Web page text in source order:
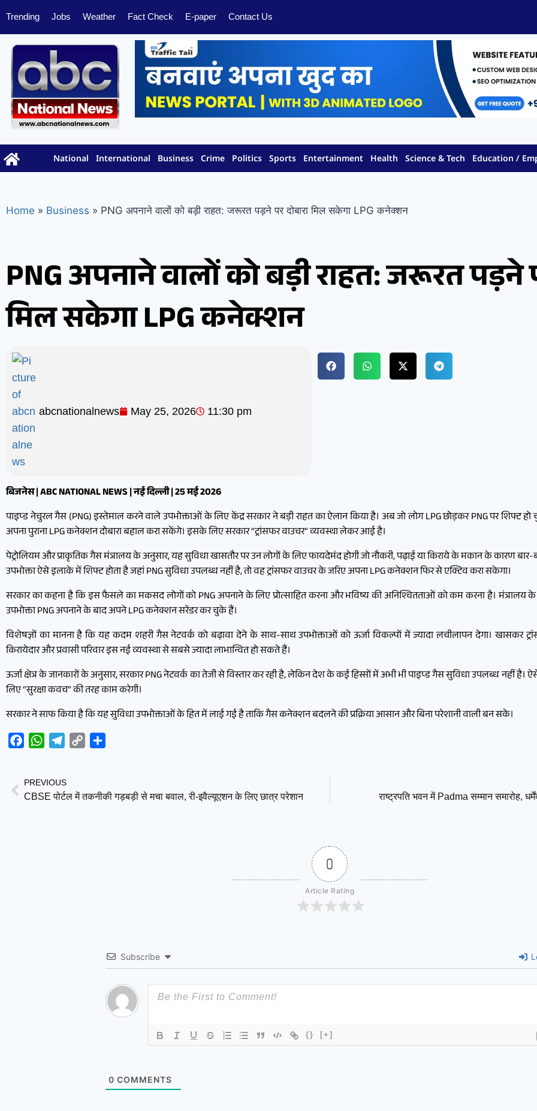
Trending Jobs Weather Fact Check E-paper Contact Us
National International Business Crime Politics Sports Entertainment Health Science & Tech Education /
Home » Business » PNG अपनाने वालों को बड़ी राहत: जरूरत पड़ने पर दोबारा मिल सकेगा LPG कनेक्शन
PNG अपनाने वालों को बड़ी राहत: जरूरत पड़ने
मिल सकेगा LPG कनेक्शन
abcnationalnews May 25, 2026 11:30 pm
बिजनेस | ABC NATIONAL NEWS | नई दिल्ली | 25 मई 2026
पाइप्ड नेचुरल गैस (PNG) इस्तेमाल करने वाले उपभोक्ताओं के लिए केंद्र सरकार ने बड़ी राहत का ऐलान किया है। अब जो लोग LPG छोड़कर PNG पर शिफ्ट
अपना पुराना LPG कनेक्शन दोबारा बहाल करा सकेंगे। इसके लिए सरकार “ट्रांसफर वाउचर” व्यवस्था लेकर आई है।
पेट्रोलियम और प्राकृतिक गैस मंत्रालय के अनुसार, यह सुविधा खासतौर पर उन लोगों के लिए फायदेमंद होगी जो नौकरी, पढ़ाई या किराये के मकान के कारण
उपभोक्ता ऐसे इलाके में शिफ्ट होता है जहां PNG सुविधा उपलब्ध नहीं है, तो वह ट्रांसफर वाउचर के जरिए अपना LPG कनेक्शन फिर से एक्टिव करा सकेगा।
सरकार का कहना है कि इस फैसले का मकसद लोगों को PNG अपनाने के लिए प्रोत्साहित करना और भविष्य की अनिश्चितताओं को कम करना है।
उपभोक्ता PNG अपनाने के बाद अपने LPG कनेक्शन सरेंडर कर चुके हैं।
विशेषज्ञों का मानना है कि यह कदम शहरी गैस नेटवर्क को बढ़ावा देने के साथ-साथ उपभोक्ताओं को ऊर्जा विकल्पों में ज्यादा लचीलापन देगा। खासकर
किरायेदार और प्रवासी परिवार इस नई व्यवस्था से सबसे ज्यादा लाभान्वित हो सकते हैं।
ऊर्जा क्षेत्र के जानकारों के अनुसार, सरकार PNG नेटवर्क का तेजी से विस्तार कर रही है, लेकिन देश के कई हिस्सों में अभी भी पाइप्ड गैस सुविधा उपलब्ध नहीं
लिए “सुरक्षा कवच” की तरह काम करेगी।
सरकार ने साफ किया है कि यह सुविधा उपभोक्ताओं के हित में लाई गई है ताकि गैस कनेक्शन बदलने की प्रक्रिया आसान और बिना परेशानी वाली बन सके।
FacebookWhatsAppTelegram
Copy
PREVIOUS
CBSE पोर्टल में तकनीकी गड़बड़ी से मचा बवाल, री-इवैल्यूएशन के लिए छात्र परेशान राष्ट्रपति भवन में Padma सम्मान समारोह,
0
Article Rating
Subscribe
{} [+]
0 COMMENTS